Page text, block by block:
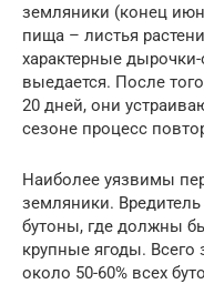
земляники (конец
пища – листья
характерные
выедается. После
20 дней, они
сезоне процесс
Наиболее уязвимы
земляники.
бутоны, где должны
крупные ягоды.
около 50-60% всех